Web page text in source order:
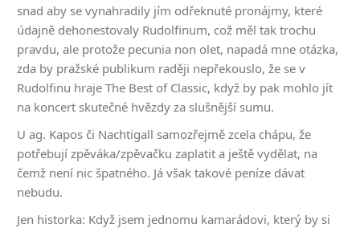
snad aby se vynahradily jím odřeknuté pronájmy, které
údajně dehonestovaly Rudolfinum, což měl tak trochu
pravdu, ale protože pecunia non olet, napadá mne otázka,
zda by pražské publikum raději nepřekouslo, že se v
Rudolfinu hraje The Best of Classic, když by pak mohlo jít
na koncert skutečné hvězdy za slušnější sumu.
U ag. Kapos či Nachtigall samozřejmě zcela chápu, že
potřebují zpěváka/zpěvačku zaplatit a ještě vydělat, na
čemž není nic špatného. Já však takové peníze dávat
nebudu.
Jen historka: Když jsem jednomu kamarádovi, který by si